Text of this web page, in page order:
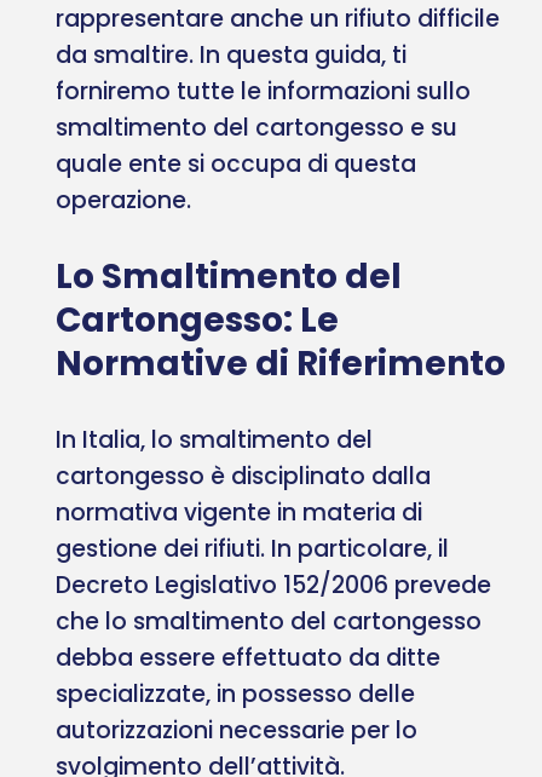
rappresentare anche un rifiuto difficile
da smaltire. In questa guida, ti
forniremo tutte le informazioni sullo
smaltimento del cartongesso e su
quale ente si occupa di questa
operazione.
Lo Smaltimento del
Cartongesso: Le
Normative di Riferimento
In Italia, lo smaltimento del
cartongesso è disciplinato dalla
normativa vigente in materia di
gestione dei rifiuti. In particolare, il
Decreto Legislativo 152/2006 prevede
che lo smaltimento del cartongesso
debba essere effettuato da ditte
specializzate, in possesso delle
autorizzazioni necessarie per lo
svolgimento dell’attività.